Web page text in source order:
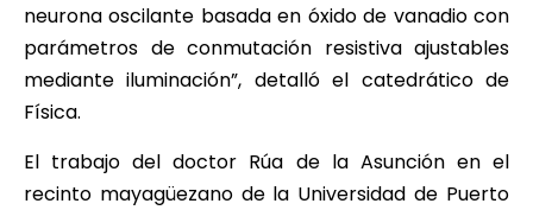
neurona oscilante basada en óxido de vanadio con
parámetros de conmutación resistiva ajustables
mediante iluminación”, detalló el catedrático de
Física.
El trabajo del doctor Rúa de la Asunción en el
recinto mayagüezano de la Universidad de Puerto